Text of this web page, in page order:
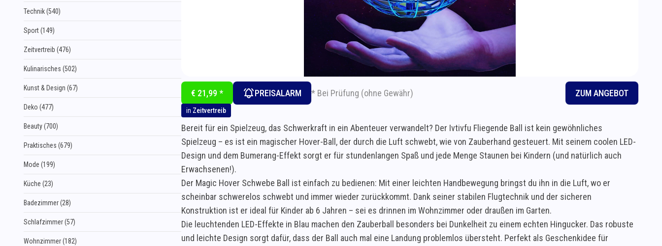
€ 21,99 * PREISALARM * Bei Prüfung (ohne Gewähr) ZUM ANGEBOT
in Zeitvertreib
Bereit für ein Spielzeug, das Schwerkraft in ein Abenteuer verwandelt? Der Ivtivfu Fliegende Ball ist kein gewöhnliches
Spielzeug – es ist ein magischer Hover-Ball, der durch die Luft schwebt, wie von Zauberhand gesteuert. Mit seinem coolen LED-
Design und dem Bumerang-Effekt sorgt er für stundenlangen Spaß und jede Menge Staunen bei Kindern (und natürlich auch
Erwachsenen!).
Der Magic Hover Schwebe Ball ist einfach zu bedienen: Mit einer leichten Handbewegung bringst du ihn in die Luft, wo er
scheinbar schwerelos schwebt und immer wieder zurückkommt. Dank seiner stabilen Flugtechnik und der sicheren
Konstruktion ist er ideal für Kinder ab 6 Jahren – sei es drinnen im Wohnzimmer oder draußen im Garten.
Die leuchtenden LED-Effekte in Blau machen den Zauberball besonders bei Dunkelheit zu einem echten Hingucker. Das robuste
und leichte Design sorgt dafür, dass der Ball auch mal eine Landung problemlos übersteht. Perfekt als Geschenkidee für
Technik (540)
Sport (149)
Zeitvertreib (476)
Kulinarisches (502)
Kunst & Design (67)
Deko (477)
Beauty (700)
Praktisches (679)
Mode (199)
Küche (23)
Badezimmer (28)
Schlafzimmer (57)
Wohnzimmer (182)